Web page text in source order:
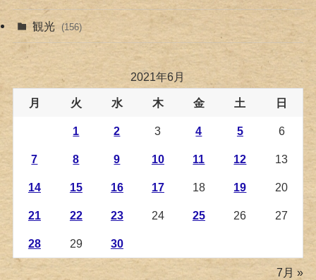
観光 (156)
2021年6月
月 火 水 木 金 土 日
1 2 3 4 5 6
7 8 9 10 11 12 13
14 15 16 17 18 19 20
21 22 23 24 25 26 27
28 29 30
7月 »